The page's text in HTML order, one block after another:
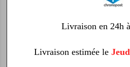
Livraison en 24h
Livraison estimée le